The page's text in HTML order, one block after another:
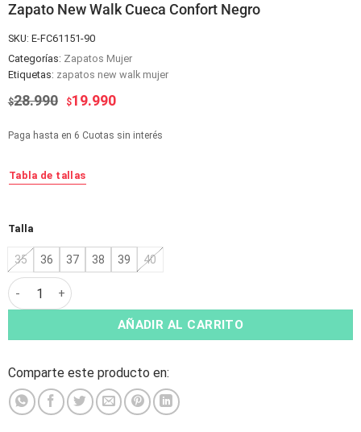
Zapato New Walk Cueca Confort Negro
SKU: E-FC61151-90
Categorías: Zapatos Mujer
Etiquetas: zapatos new walk mujer
$28.990 El
original
$19.990El
actual
Paga hasta en 6 Cuotas sin interés
Tabla de tallas
Talla
35 36 37 38 39 40
Zapato New Walk Cueca Confort Negro cantidad
AÑADIR AL CARRITO
Alternative:
Comparte este producto en: